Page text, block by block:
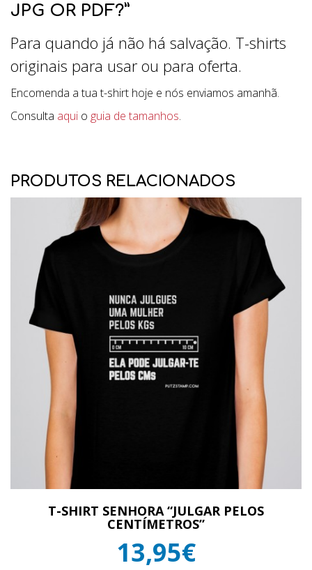
JPG OR PDF?”
Para quando já não há salvação. T-shirts
originais para usar ou para oferta.
Encomenda a tua t-shirt hoje e nós enviamos amanhã.
Consulta aqui o guia de tamanhos.
PRODUTOS RELACIONADOS
T-SHIRT SENHORA “JULGAR PELOS
CENTÍMETROS”
13,95€